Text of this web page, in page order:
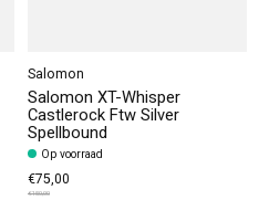
Salomon
Salomon XT-Whisper
Castlerock Ftw Silver
Spellbound
Op voorraad
€75,00
€150,00